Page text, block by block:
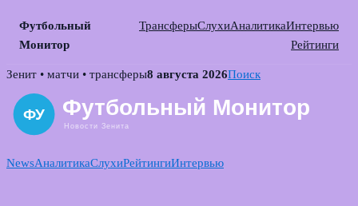
Футбольный
Монитор
ТрансферыСлухиАналитикаИнтервью
Рейтинги
Skip
content
Зенит • матчи • трансферы8 августа 2026Поиск
NewsАналитикаСлухиРейтингиИнтервью